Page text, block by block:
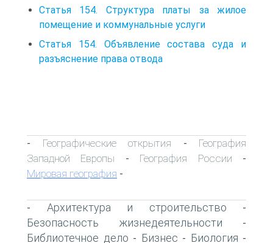
Статья 154. Структура платы за жилое
помещение и коммунальные услуги
Статья 154. Объявление состава суда и
разъяснение права отвода
- Географические открытия - География
Западной Европы - География России -
Мировая география -
- Архитектура и строительство -
Безопасность жизнедеятельности -
Библиотечное дело - Бизнес - Биология -